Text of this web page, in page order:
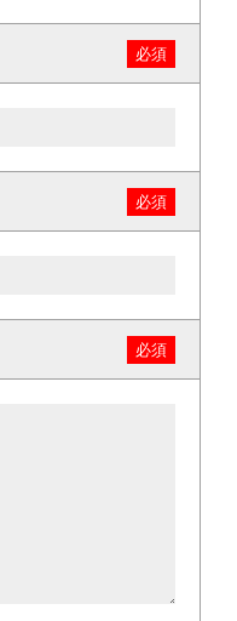
必須
必須
必須